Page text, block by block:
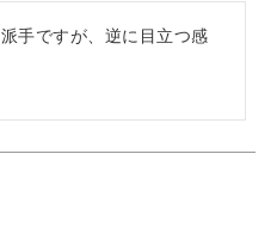
手ですが、逆に目立つ感